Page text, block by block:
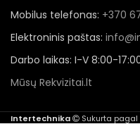
Mobilus telefonas: +370
Elektroninis paštas:
Darbo laikas: I-V 8:00-
Mūsų Rekvizitai.lt
Intertechnika Sukurta